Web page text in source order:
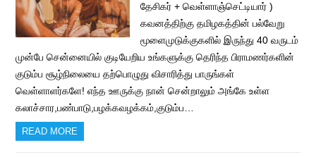
தேசிகர் + வெள்ளாஞ்செட்டியார் )
கவனத்திற்கு தமிழகத்தின் பல்வேறு
மூளைமுடுக்குகளில் இருந்து 40 வருடம்
முன்பே சென்னையில் குடியேறிய உங்களுக்கு தெரிந்த பிராமணர்களின்
குடும்ப சூழ்நிலையை தற்பொழுது விசாரித்து பாருங்கள்
வெள்ளாளர்களே! எந்த ஊருக்கு நான் சென்றாலும் அங்கே உள்ள
கலாச்சார,பண்பாடு,பழக்கவழக்கம்,குடும்ப…
READ MORE